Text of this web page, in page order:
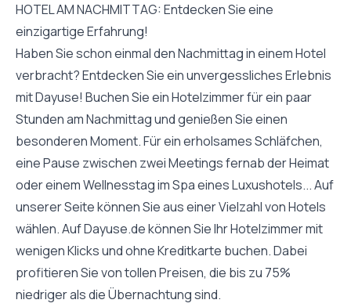
HOTEL AM NACHMITTAG: Entdecken Sie eine
einzigartige Erfahrung!
Haben Sie schon einmal den Nachmittag in einem Hotel
verbracht? Entdecken Sie ein unvergessliches Erlebnis
mit Dayuse! Buchen Sie ein Hotelzimmer für ein paar
Stunden am Nachmittag und genießen Sie einen
besonderen Moment. Für ein erholsames Schläfchen,
eine Pause zwischen zwei Meetings fernab der Heimat
oder einem Wellnesstag im Spa eines Luxushotels... Auf
unserer Seite können Sie aus einer Vielzahl von Hotels
wählen. Auf Dayuse.de können Sie Ihr Hotelzimmer mit
wenigen Klicks und ohne Kreditkarte buchen. Dabei
profitieren Sie von tollen Preisen, die bis zu 75%
niedriger als die Übernachtung sind.